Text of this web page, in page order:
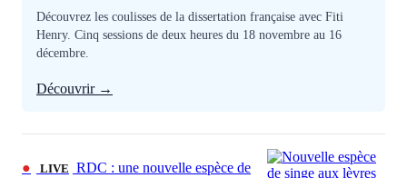
Découvrez les coulisses de la dissertation française avec Fiti
Henry. Cinq sessions de deux heures du 18 novembre au 16
décembre.
Découvrir →
● LIVE
RDC : une nouvelle espèce de